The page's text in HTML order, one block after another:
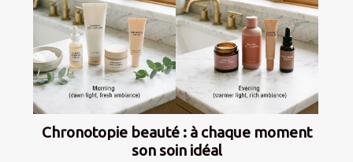
Chronotopie beauté : à chaque moment
son soin idéal